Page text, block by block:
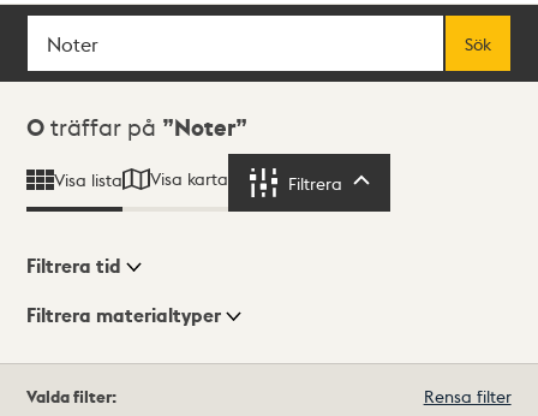
Sök
Sök
Sökresultat
0 träffar på Noter
Visa lista Visa karta Filtrera
Visningsläge
Filtrera tid
Filtrera materialtyper
träffar
Valda filter: Rensa filter